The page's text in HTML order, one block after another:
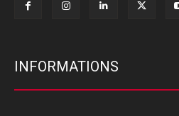
INFORMATIONS